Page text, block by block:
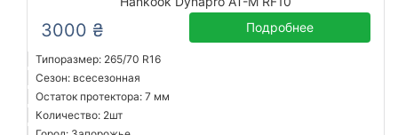
3000 ₴ Подробнее
Типоразмер: 265/70 R16
Сезон: всесезонная
Остаток протектора: 7 мм
Количество: 2шт